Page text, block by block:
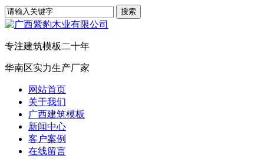
专注建筑模板二十年
华南区实力生产厂家
网站首页
关于我们
广西建筑模板
新闻中心
客户案例
在线留言